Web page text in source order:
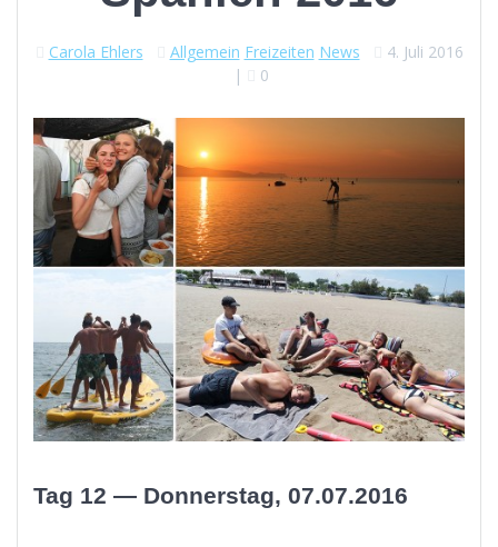
Carola Ehlers Allgemein Freizeiten News
4. Juli 2016
|
0
Tag 12 — Donnerstag, 07.07.2016